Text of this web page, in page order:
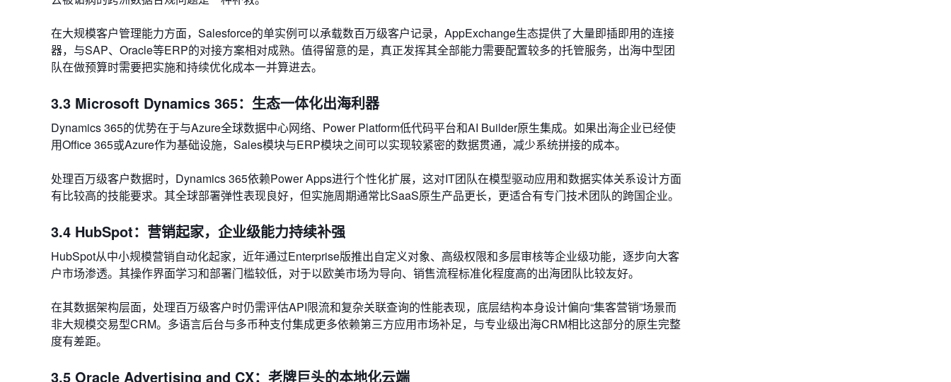
在大规模客户管理能力方面，Salesforce的单实例可以承载数百万级客户记录，AppExchange生态提供了大量即插即用的连接
器，与SAP、Oracle等ERP的对接方案相对成熟。值得留意的是，真正发挥其全部能力需要配置较多的托管服务，出海中型团
队在做预算时需要把实施和持续优化成本一并算进去。
3.3 Microsoft Dynamics 365：生态一体化出海利器
Dynamics 365的优势在于与Azure全球数据中心网络、Power Platform低代码平台和AI Builder原生集成。如果出海企业已经使
用Office 365或Azure作为基础设施，Sales模块与ERP模块之间可以实现较紧密的数据贯通，减少系统拼接的成本。
处理百万级客户数据时，Dynamics 365依赖Power Apps进行个性化扩展，这对IT团队在模型驱动应用和数据实体关系设计方面
有比较高的技能要求。其全球部署弹性表现良好，但实施周期通常比SaaS原生产品更长，更适合有专门技术团队的跨国企业。
3.4 HubSpot：营销起家，企业级能力持续补强
HubSpot从中小规模营销自动化起家，近年通过Enterprise版推出自定义对象、高级权限和多层审核等企业级功能，逐步向大客
户市场渗透。其操作界面学习和部署门槛较低，对于以欧美市场为导向、销售流程标准化程度高的出海团队比较友好。
在其数据架构层面，处理百万级客户时仍需评估API限流和复杂关联查询的性能表现，底层结构本身设计偏向“集客营销”场景而
非大规模交易型CRM。多语言后台与多币种支付集成更多依赖第三方应用市场补足，与专业级出海CRM相比这部分的原生完整
度有差距。
3.5 Oracle Advertising and CX：老牌巨头的本地化云端